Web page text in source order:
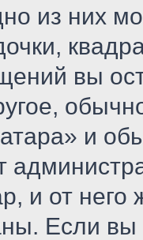
из них
вы
и
и от него
Если